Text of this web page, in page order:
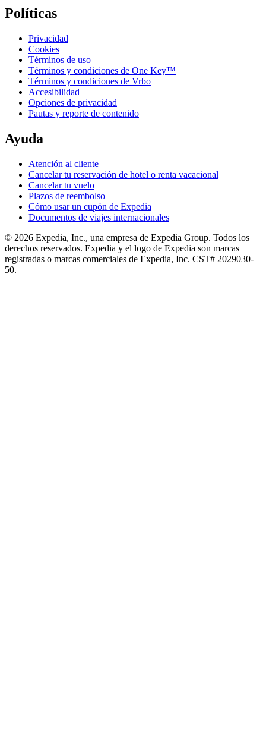
Políticas
Privacidad
Cookies
Términos de uso
Términos y condiciones de One Key™
Términos y condiciones de Vrbo
Accesibilidad
Opciones de privacidad
Pautas y reporte de contenido
Ayuda
Atención al cliente
Cancelar tu reservación de hotel o renta vacacional
Cancelar tu vuelo
Plazos de reembolso
Cómo usar un cupón de Expedia
Documentos de viajes internacionales
© 2026 Expedia, Inc., una empresa de Expedia Group. Todos los
derechos reservados. Expedia y el logo de Expedia son marcas
registradas o marcas comerciales de Expedia, Inc. CST# 2029030-
50.